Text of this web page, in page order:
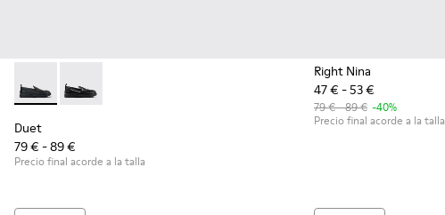
Duet - K800609-001 - Mocasines negros de piel para niños.
Duet - K800609-003
Duet
79 € - 89 €
Precio final acorde a la talla
Right Nina
47 € - 53 €
79 € - 89 € -40%
Precio final acorde a la talla